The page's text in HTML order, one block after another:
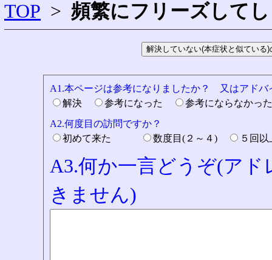
TOP > 頻繁にフリーズして
A1.本ページは参考になりましたか？ 又はアドバ
解決
参考になった
参考にならなか
A2.何度目の訪問ですか？
初めて来た
数度目(２～４) ５回
A3.何か一言どうぞ(ア
きません)